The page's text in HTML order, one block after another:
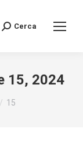
Search:
Cerca
15, 2024
15